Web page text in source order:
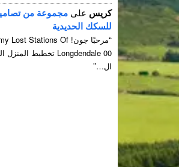
كريس على مجموعة من
للسكك الحديدية
“مرحبًا جون! Lost Stations Of
Longdendale 00 تخطيط المنزل
ال…”